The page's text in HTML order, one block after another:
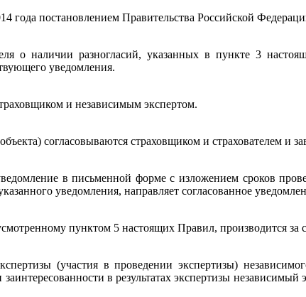
года постановлением Правительства Российской
о наличии разногласий, указанных в пункте 3
уведомления.
и независимым экспертом.
согласовываются страховщиком и страхователем и
в письменной форме с изложением сроков
уведомления, направляет согласованное
пунктом 5 настоящих Правил, производится за
(участия в проведении экспертизы)
в результатах экспертизы